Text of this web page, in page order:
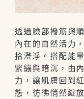
透過臉部撥筋與
內在的自然活力
拾澄淨。搭配能
緊繃與暗沉，由
力，讓肌膚回到
態，彷彿悄然綻